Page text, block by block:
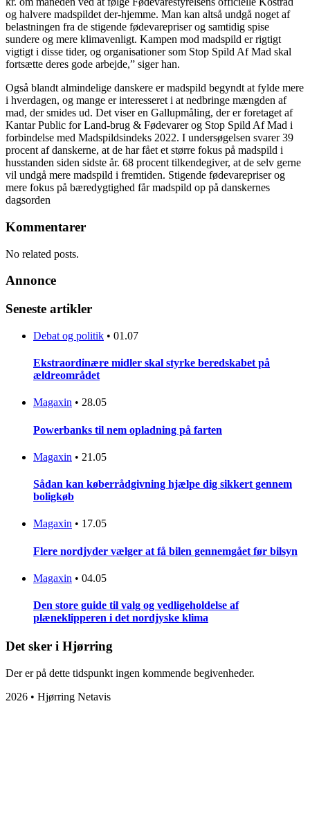
og halvere madspildet der-hjemme. Man kan altså undgå noget af
belastningen fra de stigende fødevarepriser og samtidig spise
sundere og mere klimavenligt. Kampen mod madspild er rigtigt
vigtigt i disse tider, og organisationer som Stop Spild Af Mad skal
fortsætte deres gode arbejde,” siger han.
Også blandt almindelige danskere er madspild begyndt at fylde mere
i hverdagen, og mange er interesseret i at nedbringe mængden af
mad, der smides ud. Det viser en Gallupmåling, der er foretaget af
Kantar Public for Land-brug & Fødevarer og Stop Spild Af Mad i
forbindelse med Madspildsindeks 2022. I undersøgelsen svarer 39
procent af danskerne, at de har fået et større fokus på madspild i
husstanden siden sidste år. 68 procent tilkendegiver, at de selv gerne
vil undgå mere madspild i fremtiden. Stigende fødevarepriser og
mere fokus på bæredygtighed får madspild op på danskernes
dagsorden
Kommentarer
No related posts.
Annonce
Seneste artikler
Debat og politik • 01.07
Ekstraordinære midler skal styrke beredskabet på
ældreområdet
Magaxin • 28.05
Powerbanks til nem opladning på farten
Magaxin • 21.05
Sådan kan køberrådgivning hjælpe dig sikkert gennem
boligkøb
Magaxin • 17.05
Flere nordjyder vælger at få bilen gennemgået før bilsyn
Magaxin • 04.05
Den store guide til valg og vedligeholdelse af
plæneklipperen i det nordjyske klima
Det sker i Hjørring
Der er på dette tidspunkt ingen kommende begivenheder.
2026 • Hjørring Netavis